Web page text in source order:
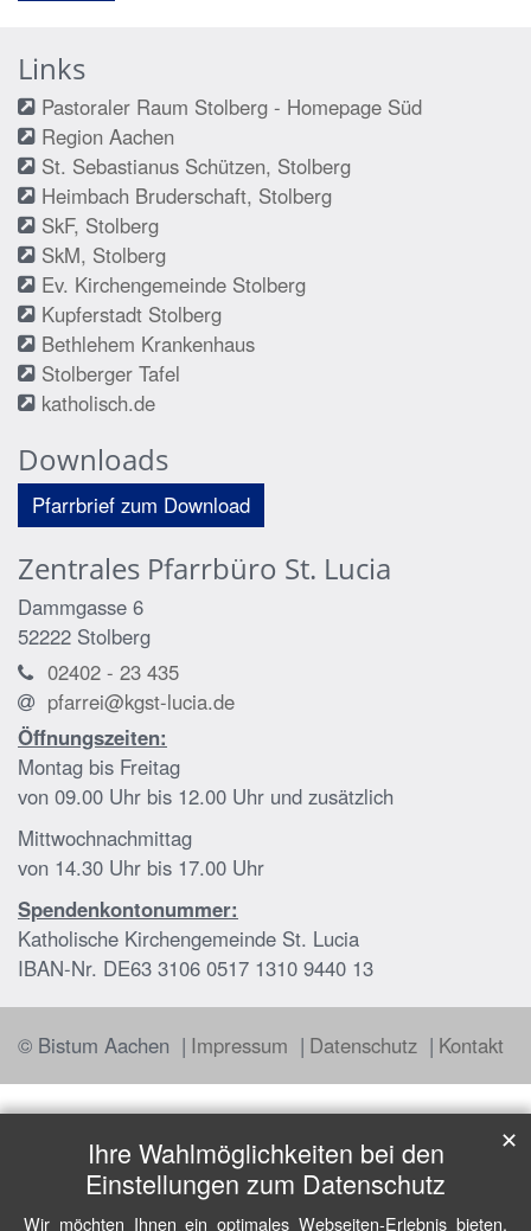
Links
Pastoraler Raum Stolberg - Homepage Süd
Region Aachen
St. Sebastianus Schützen, Stolberg
Heimbach Bruderschaft, Stolberg
SkF, Stolberg
SkM, Stolberg
Ev. Kirchengemeinde Stolberg
Kupferstadt Stolberg
Bethlehem Krankenhaus
Stolberger Tafel
katholisch.de
Downloads
Pfarrbrief zum Download
Zentrales Pfarrbüro St. Lucia
Dammgasse 6
52222 Stolberg
02402 - 23 435
pfarrei@kgst-lucia.de
Öffnungszeiten:
Montag bis Freitag
von 09.00 Uhr bis 12.00 Uhr und zusätzlich
Mittwochnachmittag
von 14.30 Uhr bis 17.00 Uhr
Spendenkontonummer:
Katholische Kirchengemeinde St. Lucia
IBAN-Nr. DE63 3106 0517 1310 9440 13
© Bistum Aachen Impressum Datenschutz Kontakt
Ihre Wahlmöglichkeiten bei den
Einstellungen zum Datenschutz
Wir möchten Ihnen ein optimales Webseiten-Erlebnis bieten.
✕